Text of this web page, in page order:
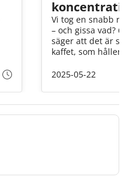
Vi tog en snabb
– och gissa vad?
säger att det är
kaffet, som
säger egentligen
titta närmare!
2025-05-22